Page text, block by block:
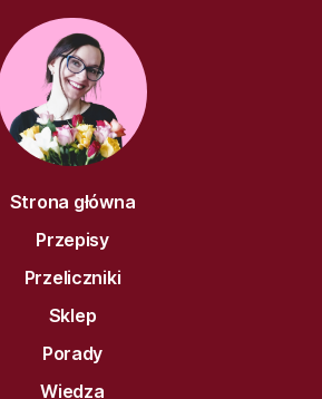
Strona główna
Przepisy
Przeliczniki
Sklep
Porady
Wiedza